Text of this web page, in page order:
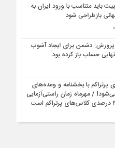
باید متناسب با ورود ایران به
بازطراحی شود
دشمن برای ایجاد آشوب
حساب باز کرده بود
پرتراکم با بخشنامه و وعده‌های
/ مهرماه زمان راستی‌آزمایی